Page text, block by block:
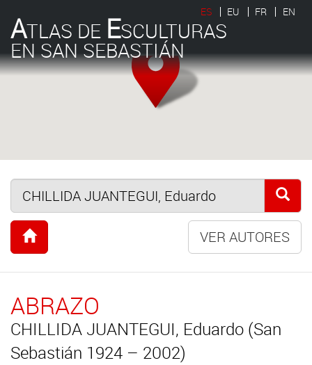
ATLAS DE ESCULTURAS
EN SAN SEBASTIÁN
ES EU FR EN
VER AUTORES
ABRAZO
CHILLIDA JUANTEGUI, Eduardo (San
Sebastián 1924 – 2002)